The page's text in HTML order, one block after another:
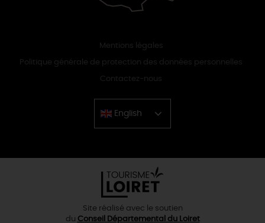
Mentions légales
Politique générale de protection des données personnelles
Contactez-nous
English
Chinese
Site réalisé avec le soutien
du Conseil Départemental du Loiret